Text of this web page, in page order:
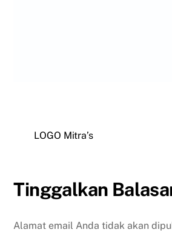
LOGO Mitra’s
Tinggalkan
Alamat email Anda tidak akan